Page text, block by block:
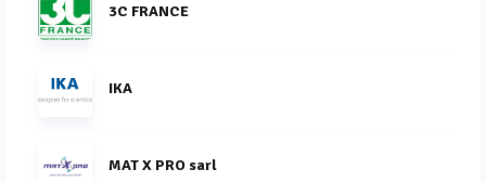
3C FRANCE
IKA
MAT X PRO sarl